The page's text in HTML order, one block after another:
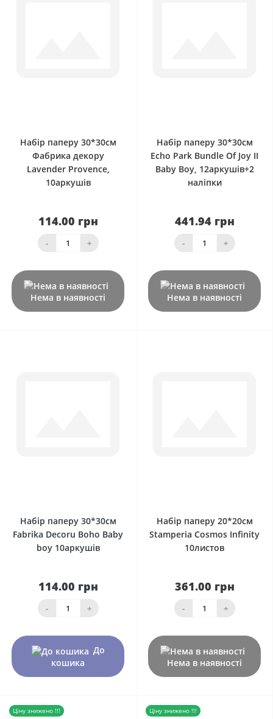
Набір паперу 30*30см
Фабрика декору
Lavender Provence,
10аркушів
114.00 грн
- +
Нема в наявності
Набір паперу 30*30см
Echo Park Bundle Of Joy II
Baby Boy, 12аркушів+2
наліпки
441.94 грн
- +
Нема в наявності
Набір паперу 30*30см
Fabrika Decoru Boho Baby
boy 10аркушів
114.00 грн
- +
До
кошика
Набір паперу 20*20см
Stamperia Cosmos Infinity
10листов
361.00 грн
- +
Нема в наявності
Ціну знижено !!! Ціну знижено !!!